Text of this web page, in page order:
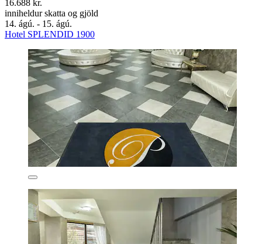
16.688 kr.
inniheldur skatta og gjöld
14. ágú. - 15. ágú.
Hotel SPLENDID 1900